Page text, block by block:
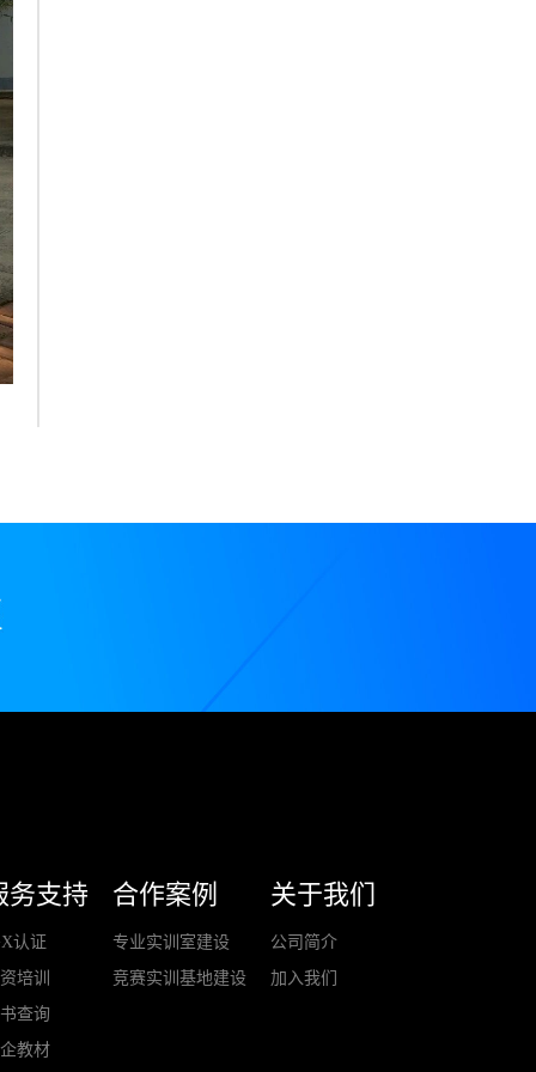
务支持
认证
培训
查询
教材
合作案例
专业实训室建设
竞赛实训基地建设
关于我们
公司简介
加入我们